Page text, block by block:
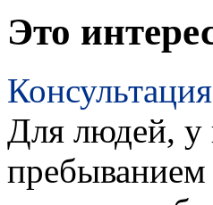
Это
Для людей, у